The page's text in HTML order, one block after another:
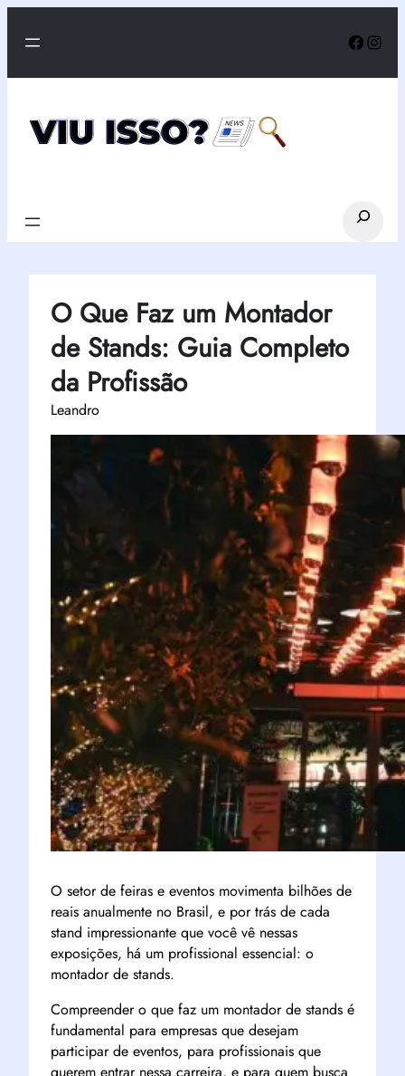
para
conteúdo
Search
O Que Faz um Montador
de Stands: Guia Completo
da Profissão
Leandro
O setor de feiras e eventos movimenta bilhões de
reais anualmente no Brasil, e por trás de cada
stand impressionante que você vê nessas
exposições, há um profissional essencial: o
montador de stands.
Compreender o que faz um montador de stands é
fundamental para empresas que desejam
participar de eventos, para profissionais que